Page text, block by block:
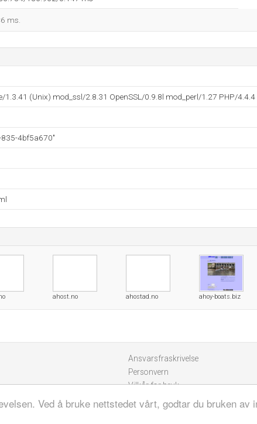
Ved å bruke nettstedet vårt, godtar du bruken av
ms.
1.3.41 (Unix) mod_ssl/2.8.31 OpenSSL/0.9.8l mod_perl/1.27 PHP/4.4.4
4bf5a670"
ahost.no ahostad.no ahoy-boats.biz
Ansvarsfraskrivelse
Personvern
Vilkår for bruk